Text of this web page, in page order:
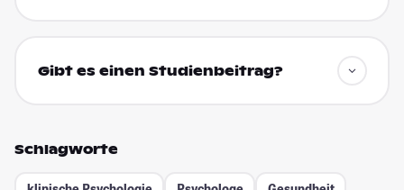
Gibt es einen Studienbeitrag?
Schlagworte